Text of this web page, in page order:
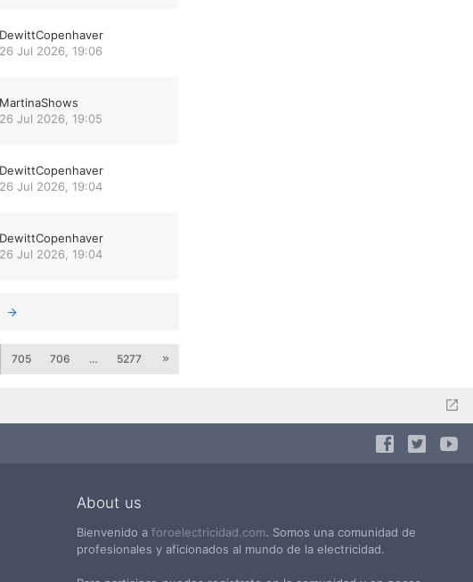
DewittCopenhaver
26 Jul 2026, 19:06
MartinaShows
26 Jul 2026, 19:05
DewittCopenhaver
26 Jul 2026, 19:04
DewittCopenhaver
26 Jul 2026, 19:04
705 706 … 5277
About us
Bienvenido a foroelectricidad.com. Somos una comunidad de
profesionales y aficionados al mundo de la electricidad.